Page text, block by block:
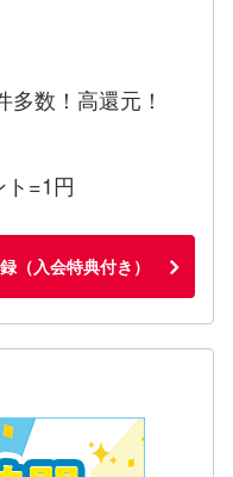
数！高還元！
=1円
（入会特典付き）